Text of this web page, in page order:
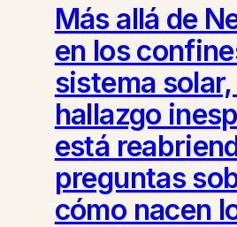
Más allá de
en los
sistema
hallazgo
está
preguntas
cómo nacen